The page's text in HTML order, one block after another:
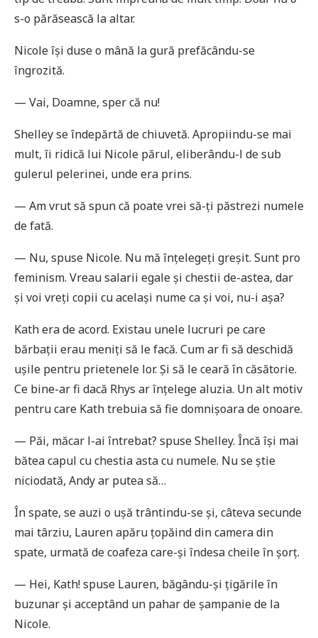
s-o părăsească la altar.
Nicole își duse o mână la gură prefăcându-se
îngrozită.
— Vai, Doamne, sper că nu!
Shelley se îndepărtă de chiuvetă. Apropiindu-se mai
mult, îi ridică lui Nicole părul, eliberându-l de sub
gulerul pelerinei, unde era prins.
— Am vrut să spun că poate vrei să-ți păstrezi numele
de fată.
— Nu, spuse Nicole. Nu mă înțelegeți greșit. Sunt pro
feminism. Vreau salarii egale și chestii de-astea, dar
și voi vreți copii cu același nume ca și voi, nu-i așa?
Kath era de acord. Existau unele lucruri pe care
bărbații erau meniți să le facă. Cum ar fi să deschidă
ușile pentru prietenele lor. Și să le ceară în căsătorie.
Ce bine-ar fi dacă Rhys ar înțelege aluzia. Un alt motiv
pentru care Kath trebuia să fie domnișoara de onoare.
— Păi, măcar l-ai întrebat? spuse Shelley. Încă își mai
bătea capul cu chestia asta cu numele. Nu se știe
niciodată, Andy ar putea să…
În spate, se auzi o ușă trântindu-se și, câteva secunde
mai târziu, Lauren apăru țopăind din camera din
spate, urmată de coafeza care-și îndesa cheile în șorț.
— Hei, Kath! spuse Lauren, băgându-și țigările în
buzunar și acceptând un pahar de șampanie de la
Nicole.